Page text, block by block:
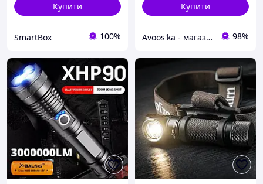
Купити
SmartBox 100%
Купити
Avoos'ka - магазин для Вашого дому та комфорту,) 98%